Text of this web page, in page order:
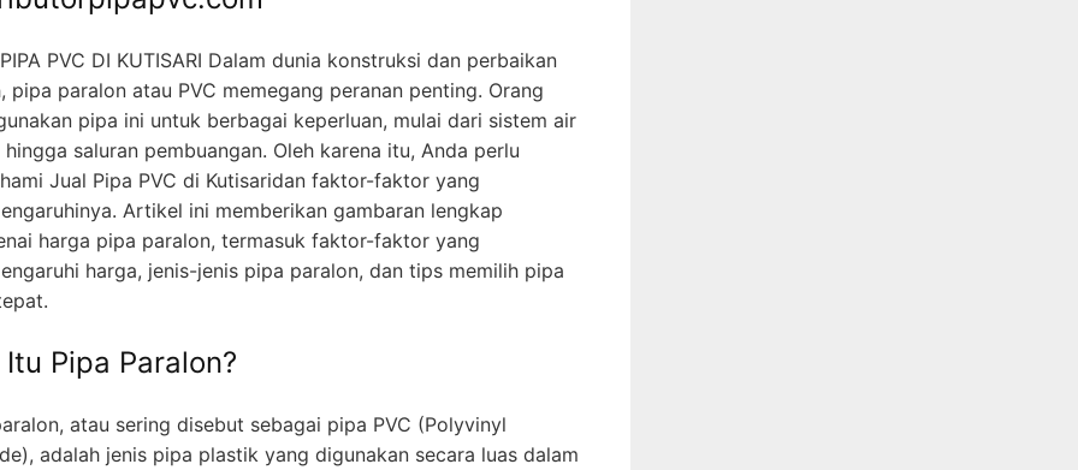
PVC DI KUTISARI Dalam dunia konstruksi dan perbaikan
pipa paralon atau PVC memegang peranan penting. Orang
pipa ini untuk berbagai keperluan, mulai dari sistem air
hingga saluran pembuangan. Oleh karena itu, Anda perlu
Jual Pipa PVC di Kutisaridan faktor-faktor yang
Artikel ini memberikan gambaran lengkap
harga pipa paralon, termasuk faktor-faktor yang
harga, jenis-jenis pipa paralon, dan tips memilih pipa
Pipa Paralon?
atau sering disebut sebagai pipa PVC (Polyvinyl
adalah jenis pipa plastik yang digunakan secara luas dalam